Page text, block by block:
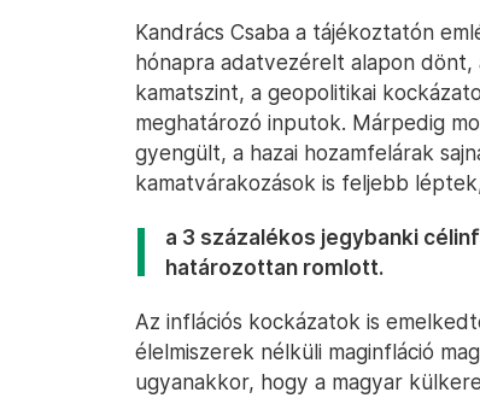
Kandrács Csaba a tájékoztatón
hónapra adatvezérelt alapon dönt,
kamatszint, a geopolitikai
meghatározó inputok. Márpedig
gyengült, a hazai hozamfelárak
kamatvárakozások is feljebb
a 3 százalékos jegybanki
határozottan romlott.
Az inflációs kockázatok is
élelmiszerek nélküli maginfláció
ugyanakkor, hogy a magyar